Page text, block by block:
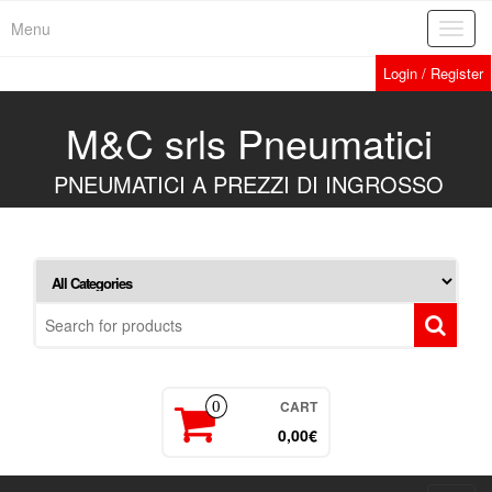
Menu
Login / Register
M&C srls Pneumatici
PNEUMATICI A PREZZI DI INGROSSO
0 CART
0,00€